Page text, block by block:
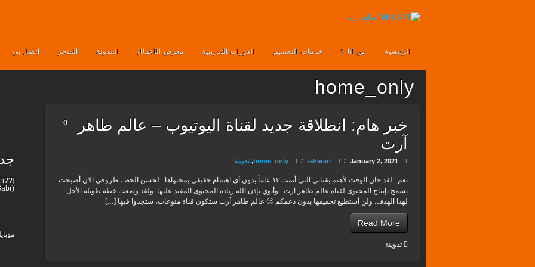
الرئيسية من أنا ؟ خدمات التصميم الدورات التدريبية معرض الأعمال المدونة المتجر اتصل بي
home_only
خبر هام: انطلاقة جديد لقناة اليوتيوب – عالم طاهر
آرت
/
taherart
/
home_only
, تدوينة
0
نعم.. لقد حان الوقت لأهتم بقناتي التي أتمت ١٣ عاماً بدون أي اهتمام حقيقي بمحتواها.. لحسن الحظ، ظروفي الان أصبحت
تسمح بإنتاج المحتوى لقناة عالم طاهر آرت.. وأنوي بإذن الله زيادة المحتوى المفيد عليها. ولقد وضعت خطة طويلة الأجل
لهذا الهدف. ولن أستطيع تحقيقها بدون دعمكم 🙂 عالم طاهر آرت ستكون قناة منوعات، ستجدوا فيها […]
Read More
تدوينة